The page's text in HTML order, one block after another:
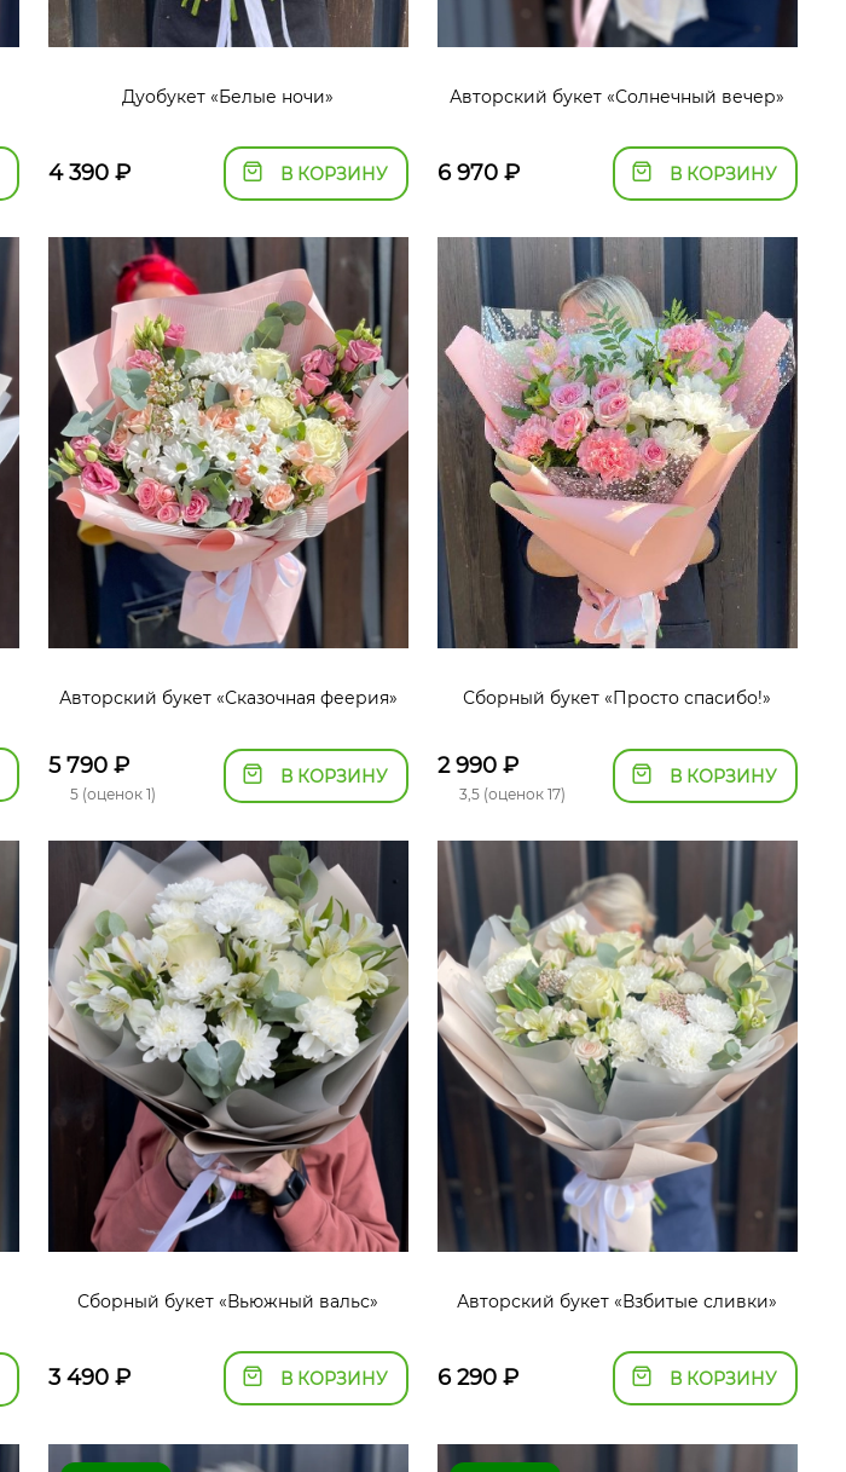
Дуобукет «Белые ночи»
4 390₽ В КОРЗИНУ
Авторский букет «Солнечный вечер»
6 970₽ В КОРЗИНУ
Авторский букет «Сказочная феерия»
5 790₽
5 (оценок 1)
В КОРЗИНУ
Сборный букет «Просто спасибо!»
2 990₽
3,5 (оценок 17)
В КОРЗИНУ
Сборный букет «Вьюжный вальс»
3 490₽ В КОРЗИНУ
Авторский букет «Взбитые сливки»
6 290₽ В КОРЗИНУ